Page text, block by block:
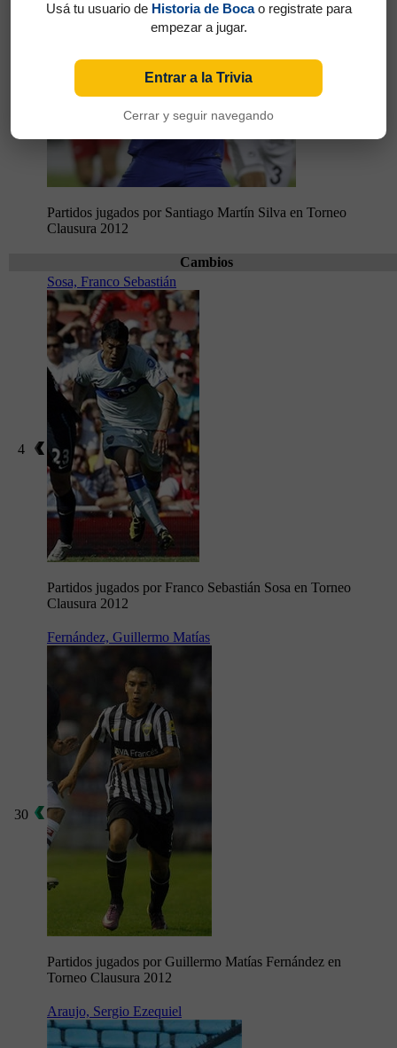
Partidos jugados por Santiago Martín Silva en Torneo
Clausura 2012
Cambios
4
Sosa, Franco Sebastián
Partidos jugados por Franco Sebastián Sosa en Torneo
Clausura 2012
30
Fernández, Guillermo Matías
Partidos jugados por Guillermo Matías Fernández en
Torneo Clausura 2012
Araujo, Sergio Ezequiel
Usá tu usuario de Historia de Bocao registrate para
empezar a jugar.
Entrar a la Trivia
Cerrar y seguir navegando